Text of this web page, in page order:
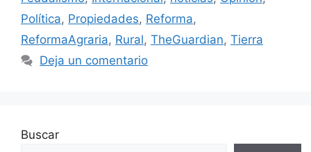
Política, Propiedades, Reforma,
ReformaAgraria, Rural, TheGuardian, Tierra
Deja un comentario
Buscar